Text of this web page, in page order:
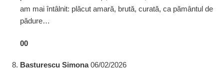
am mai întâlnit: plăcut amară, brută, curată, ca pământul de
pădure…
00
Basturescu Simona06/02/2026